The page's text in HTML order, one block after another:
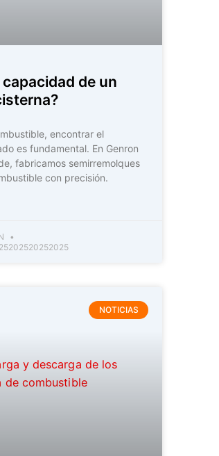
capacidad de un
encontrar el
es fundamental. En Genron
fabricamos semirremolques
con precisión.
NOTICIAS